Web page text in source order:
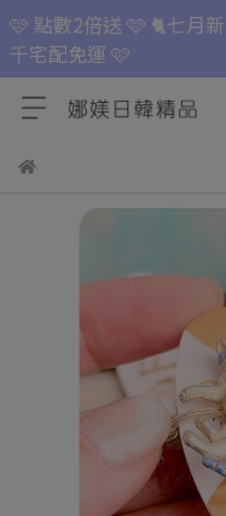
🩷 點數2倍送 🩷 🐈七月
千宅配免運 🩷